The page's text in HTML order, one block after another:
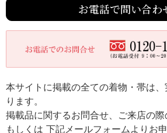
本サイトに掲載の全ての着物・帯は
ります。
掲載品に関するお問合せ、ご来店の
もしくは 下記メールフォームよりお
お電話で問い合わ